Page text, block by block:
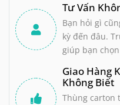
Tư Vấn
Bạn hỏi gì
kỳ đến đâu.
giúp bạn
Giao Hàng
Không Biết
Thùng carton